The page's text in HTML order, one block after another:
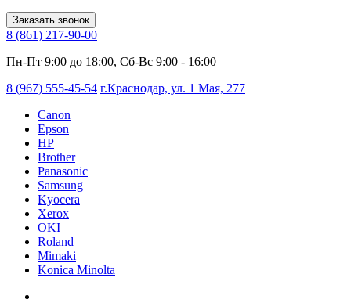
Заказать звонок
8 (861) 217-90-00
Пн-Пт 9:00 до 18:00, Сб-Вс 9:00 - 16:00
8 (967) 555-45-54 г.Краснодар, ул. 1 Мая, 277
Canon
Epson
HP
Brother
Panasonic
Samsung
Kyocera
Xerox
OKI
Roland
Mimaki
Konica Minolta